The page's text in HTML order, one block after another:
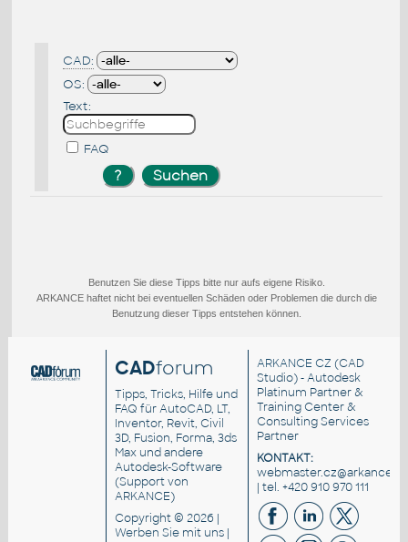
CAD:
OS:
Text:
FAQ
Benutzen Sie diese Tipps bitte nur aufs eigene Risiko.
ARKANCE haftet nicht bei eventuellen Schäden oder Problemen die durch die
Benutzung dieser Tipps entstehen können.
CADforum
Tipps, Tricks, Hilfe und
FAQ für AutoCAD, LT,
Inventor, Revit, Civil
3D, Fusion, Forma, 3ds
Max und andere
Autodesk-Software
(Support von
ARKANCE)
Copyright © 2026 |
Werben Sie mit uns |
ARKANCE CZ (CAD
Studio) - Autodesk
Platinum Partner &
Training Center &
Consulting Services
Partner
KONTAKT:
| tel. +420 910 970 111